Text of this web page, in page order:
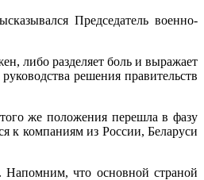
Председатель военно-
либо разделяет боль и выражает
решения правительств
положения перешла в фазу
к компаниям из России, Беларуси
Напомним, что основной страной